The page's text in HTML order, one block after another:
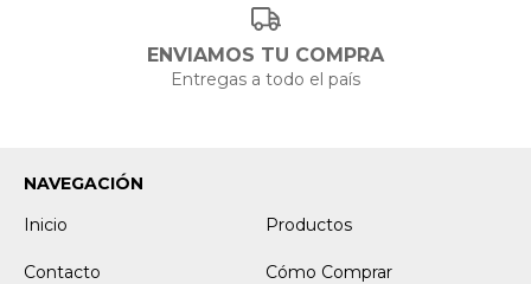
ENVIAMOS TU COMPRA
Entregas a todo el país
NAVEGACIÓN
Inicio
Productos
Contacto Cómo Comprar